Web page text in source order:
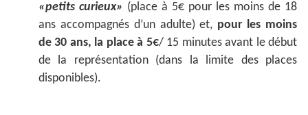
«petits curieux» (place à 5€ pour les moins de 18
ans accompagnés d’un adulte) et, pour les moins
de 30 ans, la place à 5€/ 15 minutes avant le début
de la représentation (dans la limite des places
disponibles).